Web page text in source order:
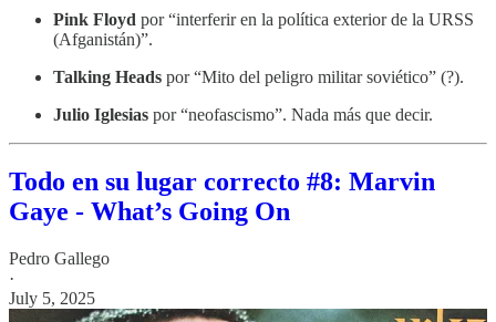
Pink Floyd por “interferir en la política exterior de la URSS
(Afganistán)”.
Talking Heads por “Mito del peligro militar soviético” (?).
Julio Iglesias por “neofascismo”. Nada más que decir.
Todo en su lugar correcto #8: Marvin
Gaye - What’s Going On
Pedro Gallego
·
July 5, 2025